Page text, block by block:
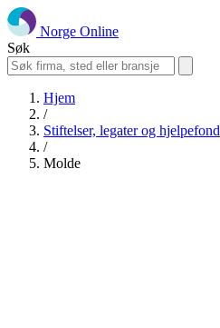
Norge Online
Søk
Hjem
/
Stiftelser, legater og hjelpefond
/
Molde